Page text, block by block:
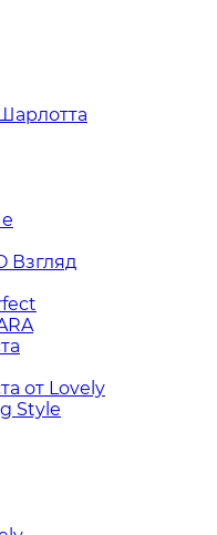
Взгляд
от Lovely
Style